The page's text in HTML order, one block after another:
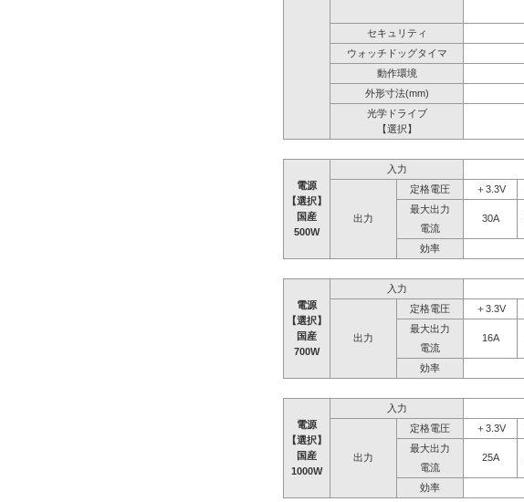
セキュリティ
ウォッチドッグタイマ
動作環境
外形寸法(mm)
光学ドライブ
【選択】
電源
【選択】
国産
500W
入力
出力
定格電圧 ＋3.3V
最大出力
30A
電流
効率
電源
【選択】
国産
700W
入力
出力
定格電圧 ＋3.3V
最大出力
16A
電流
効率
電源
【選択】
国産
1000W
入力
出力
定格電圧 ＋3.3V
最大出力
25A
電流
効率